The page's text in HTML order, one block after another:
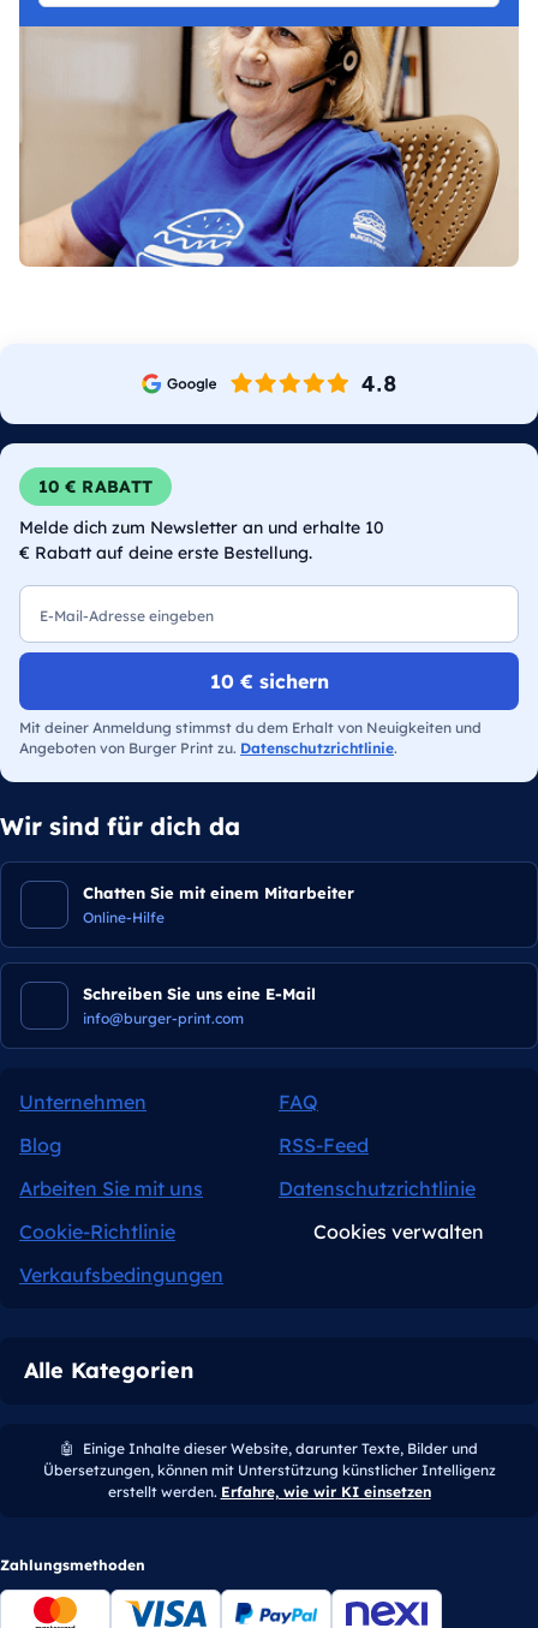
10 € RABATT
Melde dich zum Newsletter an und erhalte 10
€ Rabatt auf deine erste Bestellung.
10 € sichern
Mit deiner Anmeldung stimmst du dem Erhalt von Neuigkeiten und
Angeboten von Burger Print zu. Datenschutzrichtlinie.
Wir sind für dich da
Chatten Sie mit einem Mitarbeiter
Online-Hilfe
Schreiben Sie uns eine E-Mail
info@burger-print.com
Unternehmen
FAQ
Blog
RSS-Feed
Arbeiten Sie mit uns
Datenschutzrichtlinie
Cookie-Richtlinie
Cookies verwalten
Verkaufsbedingungen
Alle Kategorien
🤖
Einige Inhalte dieser Website, darunter Texte, Bilder und
Übersetzungen, können mit Unterstützung künstlicher Intelligenz
erstellt werden. Erfahre, wie wir KI einsetzen
Zahlungsmethoden